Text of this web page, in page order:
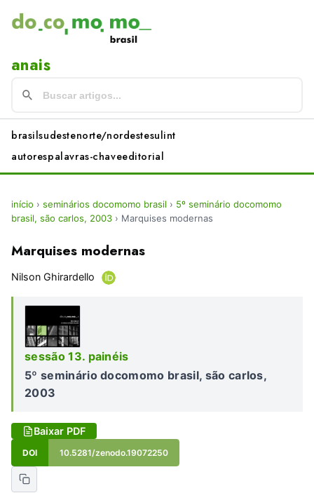
anais
brasilsudestenorte/nordestesulint
autorespalavras-chaveeditorial
início › seminários docomomo brasil › 5º seminário docomomo
brasil, são carlos, 2003 › Marquises modernas
Marquises modernas
Nilson Ghirardello
sessão 13. painéis
5º seminário docomomo brasil, são carlos,
2003
Baixar PDF
DOI 10.5281/zenodo.19072250